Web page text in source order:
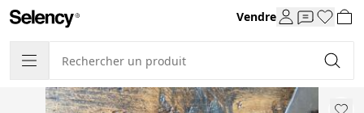
Vendre